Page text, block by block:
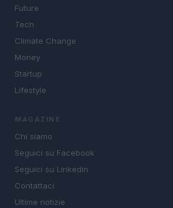
Future
Tech
Climate Change
Money
Startup
Lifestyle
MAGAZINE
Chi siamo
Seguici su Facebook
Seguici su Linkedin
Contattaci
Ultime notizie